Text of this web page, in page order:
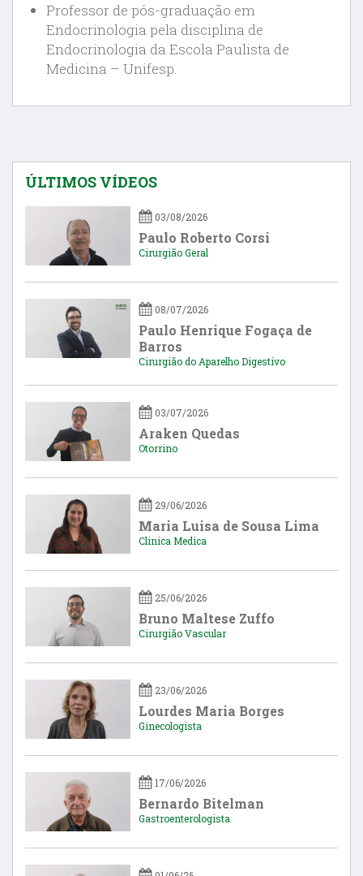
Professor de pós-graduação em
Endocrinologia pela disciplina de
Endocrinologia da Escola Paulista de
Medicina – Unifesp.
ÚLTIMOS VÍDEOS
03/08/2026
Paulo Roberto Corsi
Cirurgião Geral
08/07/2026
Paulo Henrique Fogaça de
Barros
Cirurgião do Aparelho Digestivo
03/07/2026
Araken Quedas
Otorrino
29/06/2026
Maria Luisa de Sousa Lima
Clinica Medica
25/06/2026
Bruno Maltese Zuffo
Cirurgião Vascular
23/06/2026
Lourdes Maria Borges
Ginecologista
17/06/2026
Bernardo Bitelman
Gastroenterologista